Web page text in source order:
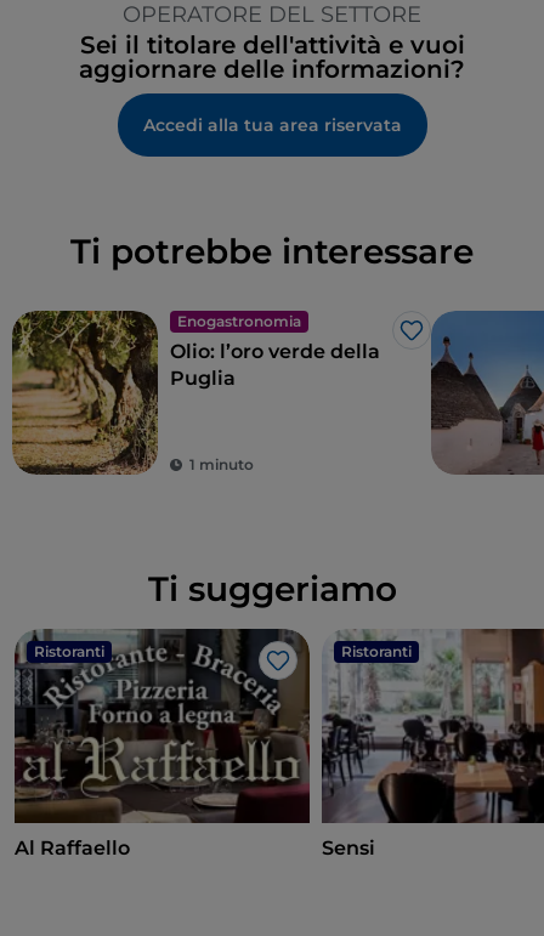
OPERATORE DEL SETTORE
Sei il titolare dell'attività e vuoi
aggiornare delle informazioni?
Accedi alla tua area riservata
Ti potrebbe interessare
Enogastronomia
Like
Olio: l’oro verde della
Puglia
1 minuto
Ti suggeriamo
Ristoranti
Like
Al Raffaello
Ristoranti
Sensi